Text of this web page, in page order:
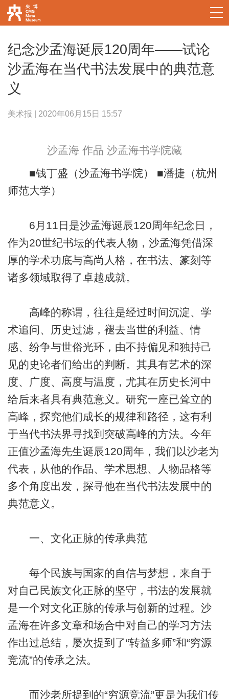
纪念沙孟海诞辰120周年——试论
沙孟海在当代书法发展中的典范意
义
美术报 | 2020年06月15日 15:57
沙孟海 作品 沙孟海书学院藏
■钱丁盛（沙孟海书学院） ■潘捷（杭州
师范大学）
6月11日是沙孟海诞辰120周年纪念日，
作为20世纪书坛的代表人物，沙孟海凭借深
厚的学术功底与高尚人格，在书法、篆刻等
诸多领域取得了卓越成就。
高峰的称谓，往往是经过时间沉淀、学
术追问、历史过滤，褪去当世的利益、情
感、纷争与世俗光环，由不持偏见和独持己
见的史论者们给出的判断。其具有艺术的深
度、广度、高度与温度，尤其在历史长河中
给后来者具有典范意义。研究一座已耸立的
高峰，探究他们成长的规律和路径，这有利
于当代书法界寻找到突破高峰的方法。今年
正值沙孟海先生诞辰120周年，我们以沙老为
代表，从他的作品、学术思想、人物品格等
多个角度出发，探寻他在当代书法发展中的
典范意义。
一、文化正脉的传承典范
每个民族与国家的自信与梦想，来自于
对自己民族文化正脉的坚守，书法的发展就
是一个对文化正脉的传承与创新的过程。沙
孟海在许多文章和场合中对自己的学习方法
作出过总结，屡次提到了“转益多师”和“穷源
竞流”的传承之法。
而沙老所提到的“穷源竞流”更是为我们传